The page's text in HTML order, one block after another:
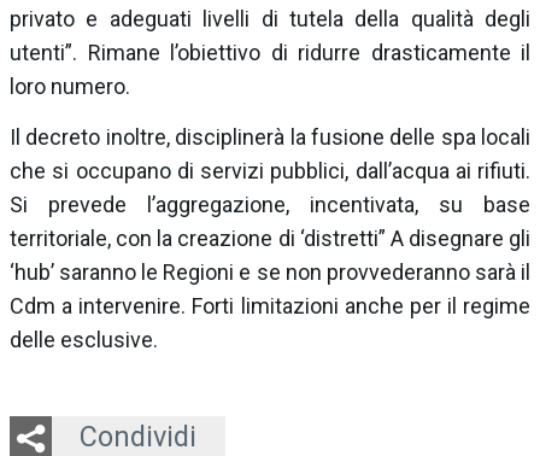
privato e adeguati livelli di tutela della qualità degli
utenti”. Rimane l’obiettivo di ridurre drasticamente il
loro numero.
Il decreto inoltre, disciplinerà la fusione delle spa locali
che si occupano di servizi pubblici, dall’acqua ai rifiuti.
Si prevede l’aggregazione, incentivata, su base
territoriale, con la creazione di ‘distretti” A disegnare gli
‘hub’ saranno le Regioni e se non provvederanno sarà il
Cdm a intervenire. Forti limitazioni anche per il regime
delle esclusive.
Condividi
Twitter
LinkedIn
Email
Whatsapp